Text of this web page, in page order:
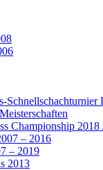
Schnellschachturnier
Championship
– 2016
– 2019
2013